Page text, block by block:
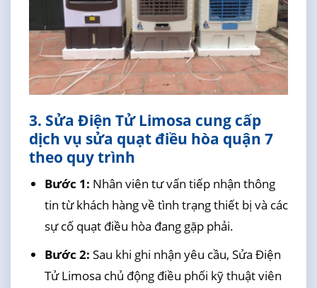
3. Sửa Điện Tử Limosa cung cấp
dịch vụ sửa quạt điều hòa quận 7
theo quy trình
Bước 1: Nhân viên tư vấn tiếp nhận thông
tin từ khách hàng về tình trạng thiết bị và các
sự cố quạt điều hòa đang gặp phải.
Bước 2: Sau khi ghi nhận yêu cầu, Sửa Điện
Tử Limosa chủ động điều phối kỹ thuật viên